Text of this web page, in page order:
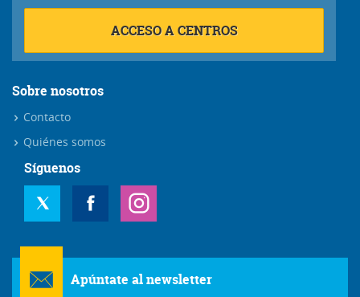
ACCESO A CENTROS
Sobre nosotros
Contacto
Quiénes somos
Síguenos
Apúntate al newsletter